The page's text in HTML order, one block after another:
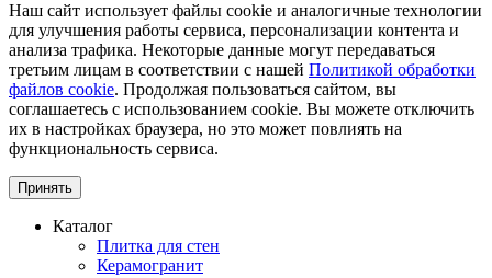
Наш сайт использует файлы cookie и аналогичные технологии
для улучшения работы сервиса, персонализации контента и
анализа трафика. Некоторые данные могут передаваться
третьим лицам в соответствии с нашей Политикой обработки
файлов cookie. Продолжая пользоваться сайтом, вы
соглашаетесь с использованием cookie. Вы можете отключить
их в настройках браузера, но это может повлиять на
функциональность сервиса.
Принять
Каталог
Плитка для стен
Керамогранит